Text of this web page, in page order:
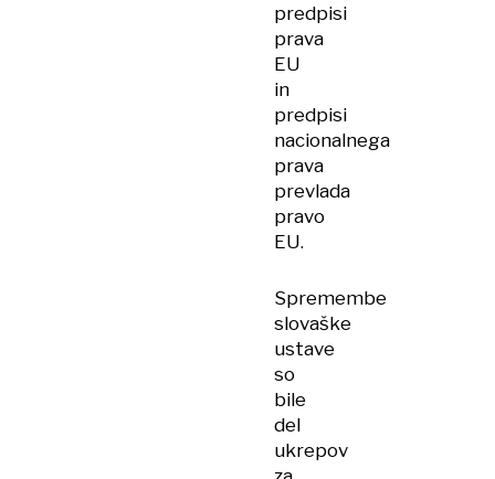
predpisi
prava
EU
in
predpisi
nacionalnega
prava
prevlada
pravo
EU.
Spremembe
slovaške
ustave
so
bile
del
ukrepov